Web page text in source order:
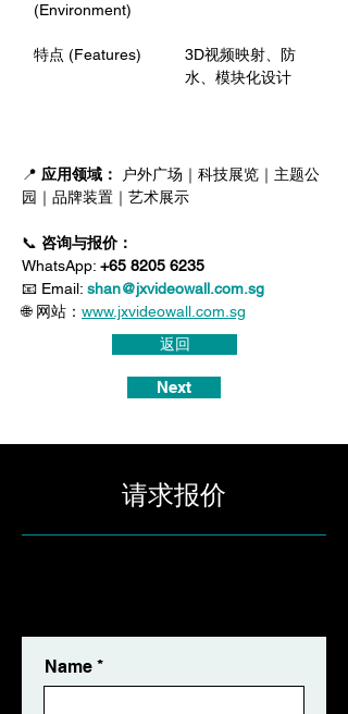
(Environment)
特点 (Features)
3D视频映射、防
水、模块化设计
📍 应用领域：
户外广场｜科技展览｜主题公
园｜品牌装置｜艺术展示
📞 咨询与报价：
WhatsApp: +65 8205 6235
📧 Email: shan@jxvideowall.com.sg
🌐 网站： www.jxvideowall.com.sg
返回
Next
请求报价
Name